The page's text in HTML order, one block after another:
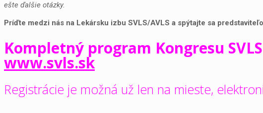
ešte ďalšie otázky.
Príďte medzi nás na Lekársku izbu SVLS/AVLS a spýtajte sa
Kompletný program Kongresu
www.svls.sk
Registrácie je možná už len na mieste,